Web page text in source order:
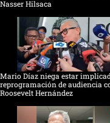
Nasser Hilsaca
Mario Díaz niega estar
reprogramación de audiencia
Roosevelt Hernández